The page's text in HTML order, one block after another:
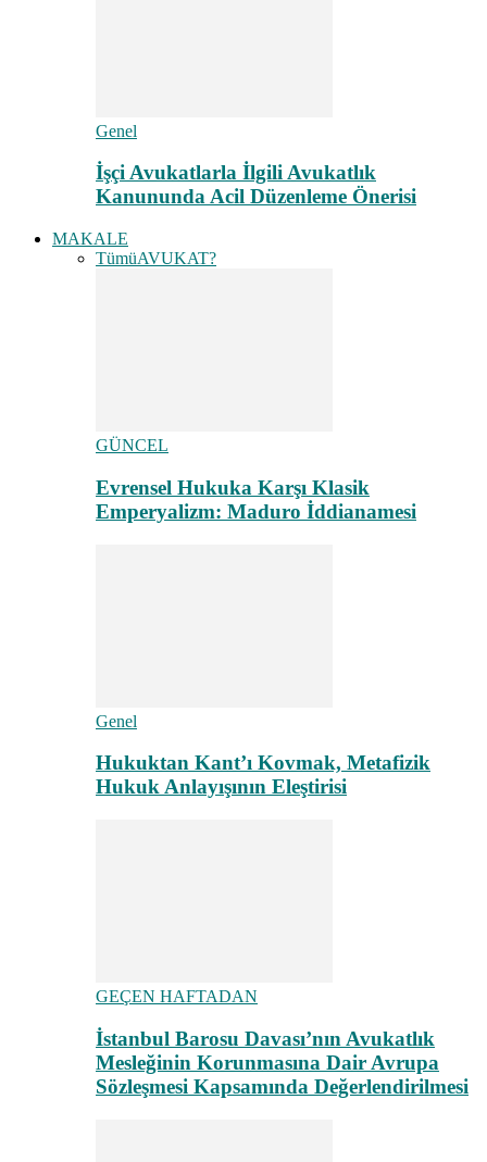
Genel
İşçi Avukatlarla İlgili Avukatlık
Kanununda Acil Düzenleme Önerisi
MAKALE
TümüAVUKAT?
GÜNCEL
Evrensel Hukuka Karşı Klasik
Emperyalizm: Maduro İddianamesi
Genel
Hukuktan Kant’ı Kovmak, Metafizik
Hukuk Anlayışının Eleştirisi
GEÇEN HAFTADAN
İstanbul Barosu Davası’nın Avukatlık
Mesleğinin Korunmasına Dair Avrupa
Sözleşmesi Kapsamında Değerlendirilmesi